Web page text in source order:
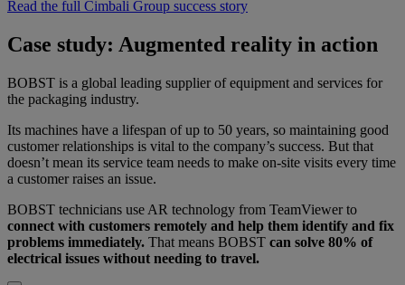
Read the full Cimbali Group success story
Case study: Augmented reality in action
BOBST is a global leading supplier of equipment and services for
the packaging industry.
Its machines have a lifespan of up to 50 years, so maintaining good
customer relationships is vital to the company’s success. But that
doesn’t mean its service team needs to make on-site visits every time
a customer raises an issue.
BOBST technicians use AR technology from TeamViewer to
connect with customers remotely and help them identify and fix
problems immediately. That means BOBST can solve 80% of
electrical issues without needing to travel.